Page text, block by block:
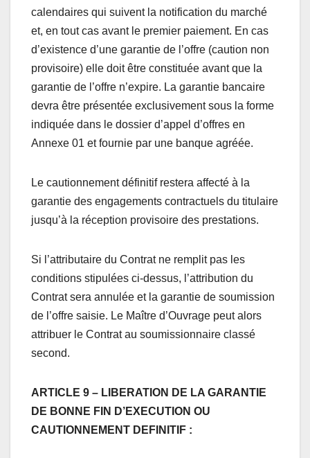
calendaires qui suivent la notification du marché
et, en tout cas avant le premier paiement. En cas
d’existence d’une garantie de l’offre (caution non
provisoire) elle doit être constituée avant que la
garantie de l’offre n’expire. La garantie bancaire
devra être présentée exclusivement sous la forme
indiquée dans le dossier d’appel d’offres en
Annexe 01 et fournie par une banque agréée.
Le cautionnement définitif restera affecté à la
garantie des engagements contractuels du titulaire
jusqu’à la réception provisoire des prestations.
Si l’attributaire du Contrat ne remplit pas les
conditions stipulées ci-dessus, l’attribution du
Contrat sera annulée et la garantie de soumission
de l’offre saisie. Le Maître d’Ouvrage peut alors
attribuer le Contrat au soumissionnaire classé
second.
ARTICLE 9 – LIBERATION DE LA GARANTIE
DE BONNE FIN D’EXECUTION OU
CAUTIONNEMENT DEFINITIF :